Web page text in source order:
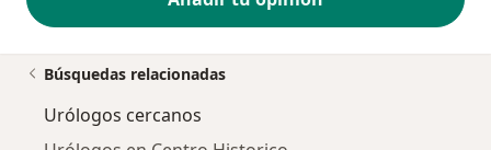
Búsquedas relacionadas
Urólogos cercanos